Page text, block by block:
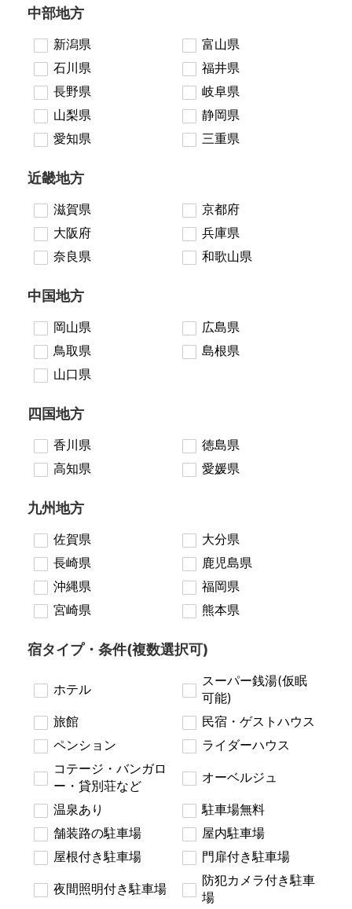
中部地方
新潟県
富山県
石川県
福井県
長野県
岐阜県
山梨県
静岡県
愛知県
三重県
近畿地方
滋賀県
京都府
大阪府
兵庫県
奈良県
和歌山県
中国地方
岡山県
広島県
鳥取県
島根県
山口県
四国地方
香川県
徳島県
高知県
愛媛県
九州地方
佐賀県
大分県
長崎県
鹿児島県
沖縄県
福岡県
宮崎県
熊本県
宿タイプ・条件(複数選択可)
ホテル
スーパー銭湯(仮眠
可能)
旅館
民宿・ゲストハウス
ペンション
ライダーハウス
コテージ・バンガロ
ー・貸別荘など
オーベルジュ
温泉あり
駐車場無料
舗装路の駐車場
屋内駐車場
屋根付き駐車場
門扉付き駐車場
夜間照明付き駐車場
防犯カメラ付き駐車
場